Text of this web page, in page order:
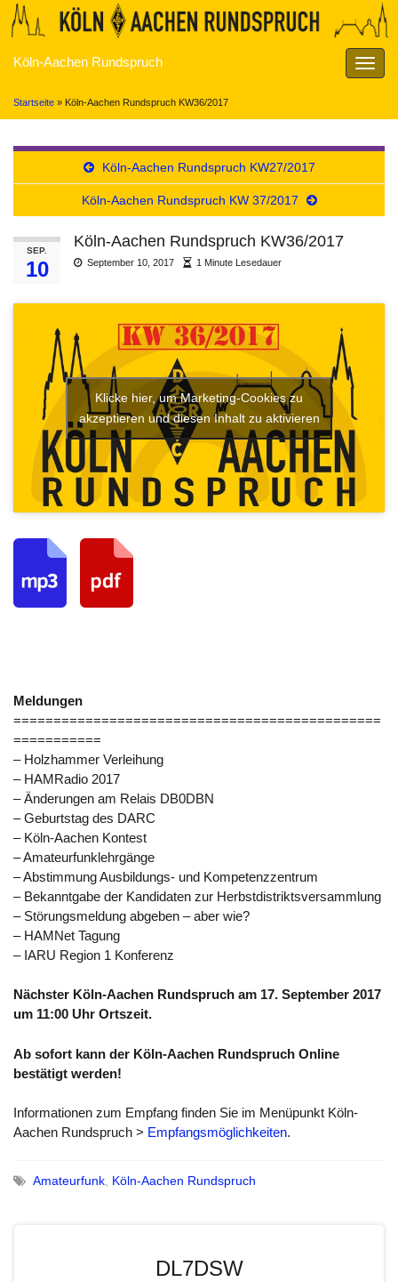
Köln-Aachen Rundspruch
Startseite » Köln-Aachen Rundspruch KW36/2017
Köln-Aachen Rundspruch KW27/2017
Köln-Aachen Rundspruch KW 37/2017
SEP.
10
Köln-Aachen Rundspruch KW36/2017
September 10, 2017 1 Minute Lesedauer
Klicke hier, um Marketing-Cookies zu
akzeptieren und diesen Inhalt zu aktivieren
Meldungen
==============================================
===========
– Holzhammer Verleihung
– HAMRadio 2017
– Änderungen am Relais DB0DBN
– Geburtstag des DARC
– Köln-Aachen Kontest
– Amateurfunklehrgänge
– Abstimmung Ausbildungs- und Kompetenzzentrum
– Bekanntgabe der Kandidaten zur Herbstdistriktsversammlung
– Störungsmeldung abgeben – aber wie?
– HAMNet Tagung
– IARU Region 1 Konferenz
Nächster Köln-Aachen Rundspruch am 17. September 2017
um 11:00 Uhr Ortszeit.
Ab sofort kann der Köln-Aachen Rundspruch Online
bestätigt werden!
Informationen zum Empfang finden Sie im Menüpunkt Köln-
Aachen Rundspruch > Empfangsmöglichkeiten.
Amateurfunk, Köln-Aachen Rundspruch
DL7DSW